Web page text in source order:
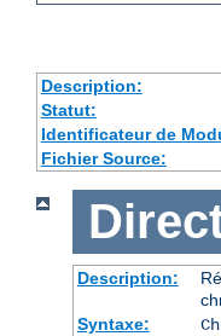
Description:
Statut:
Identificateur de
Fichier Source:
Description:
Syntaxe: